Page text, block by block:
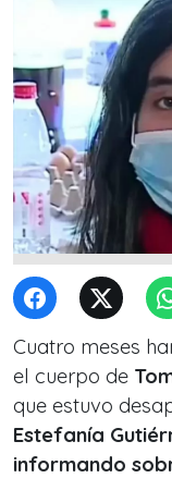
Cuatro meses
el cuerpo de
que estuvo
Estefanía
informando